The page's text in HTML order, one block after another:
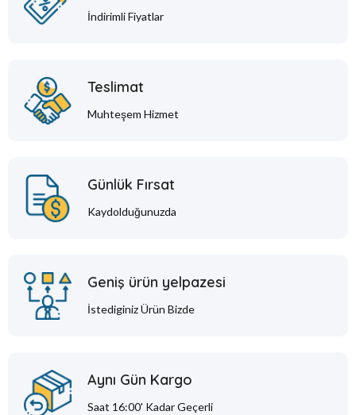
İndirimli Fiyatlar
Teslimat
Muhteşem Hizmet
Günlük Fırsat
Kaydolduğunuzda
Geniş ürün yelpazesi
İstediginiz Ürün Bizde
Aynı Gün Kargo
Saat 16:00' Kadar Geçerli